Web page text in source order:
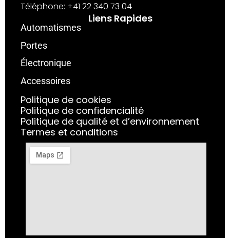
Téléphone: +41 22 340 73 04
Liens Rapides
Automatismes
Portes
Électronique
Accessoires
Politique de cookies
Politique de confidencialité
Politique de qualité et d’environnement
Termes et conditions